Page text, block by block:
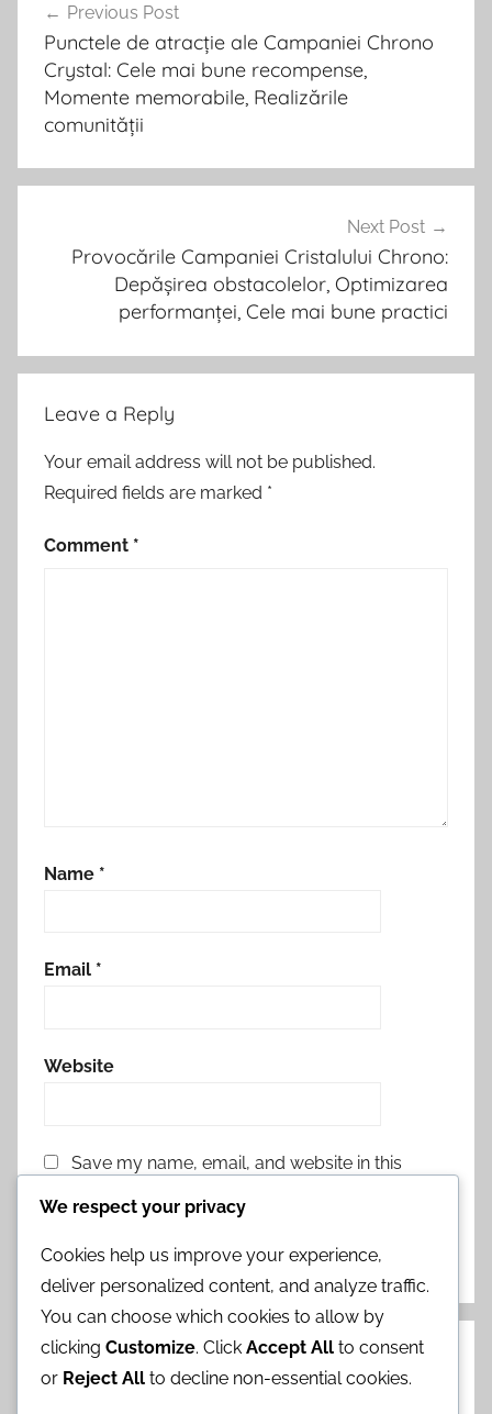
navigation
Previous Post
Punctele de atracție ale Campaniei Chrono
Crystal: Cele mai bune recompense,
Momente memorabile, Realizările
comunității
Next Post
Provocările Campaniei Cristalului Chrono:
Depășirea obstacolelor, Optimizarea
performanței, Cele mai bune practici
Leave a Reply
Your email address will not be published.
Required fields are marked *
Comment *
Name *
Email *
Website
Save my name, email, and website in this
Categorii
We respect your privacy
Cookies help us improve your experience,
deliver personalized content, and analyze traffic.
You can choose which cookies to allow by
clicking Customize. Click Accept All to consent
or Reject All to decline non-essential cookies.